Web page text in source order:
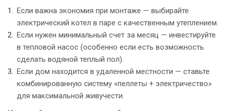
Если важна экономия при монтаже — выбирайте
электрический котел в паре с качественным утеплением.
Если нужен минимальный счет за месяц — инвестируйте
в тепловой насос (особенно если есть возможность
сделать водяной теплый пол).
Если дом находится в удаленной местности — ставьте
комбинированную систему «пеллеты + электричество»
для максимальной живучести.